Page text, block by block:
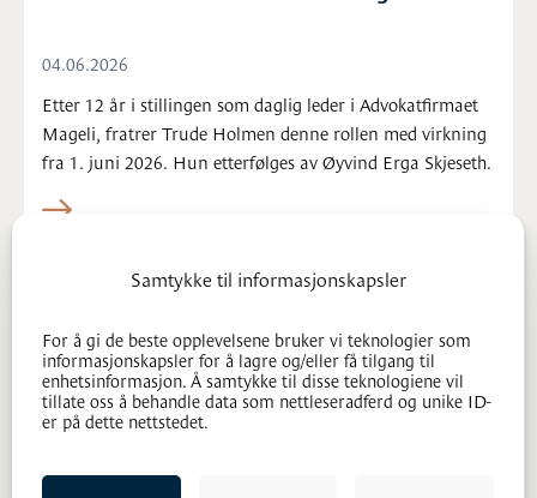
04.06.2026
Etter 12 år i stillingen som daglig leder i Advokatfirmaet
Mageli, fratrer Trude Holmen denne rollen med virkning
fra 1. juni 2026. Hun etterfølges av Øyvind Erga Skjeseth.
Samtykke til informasjonskapsler
For å gi de beste opplevelsene bruker vi teknologier som
informasjonskapsler for å lagre og/eller få tilgang til
enhetsinformasjon. Å samtykke til disse teknologiene vil
tillate oss å behandle data som nettleseradferd og unike ID-
er på dette nettstedet.